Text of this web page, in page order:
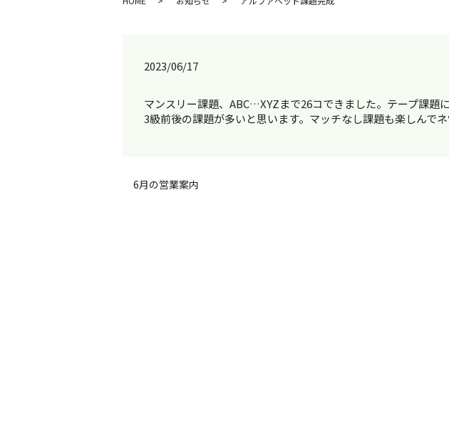
2023/06/17
マンスリー課題、ABC…XYZまで26コできました。テープ課題
3級前後の課題が多いと思います。マッチなし課題も楽しんで
6月の営業案内